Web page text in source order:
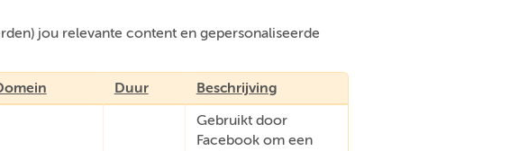
jou relevante content en gepersonaliseerde
Duur Beschrijving
Gebruikt door
Facebook om een